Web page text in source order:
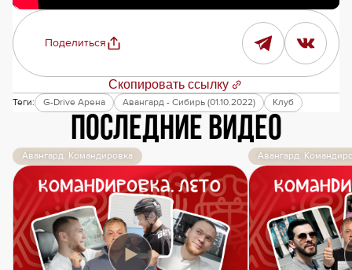
Поделиться
Скопировать ссылку
Теги: G-Drive Арена Авангард - Сибирь (01.10.2022) Клуб
Последние видео
Авангард. Командировка Авангард.